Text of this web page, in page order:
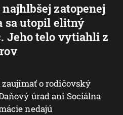
zatopenej
sa utopil elitný
Jeho telo vytiahli z
zaujímať o rodičovský
úrad ani Sociálna
nedajú